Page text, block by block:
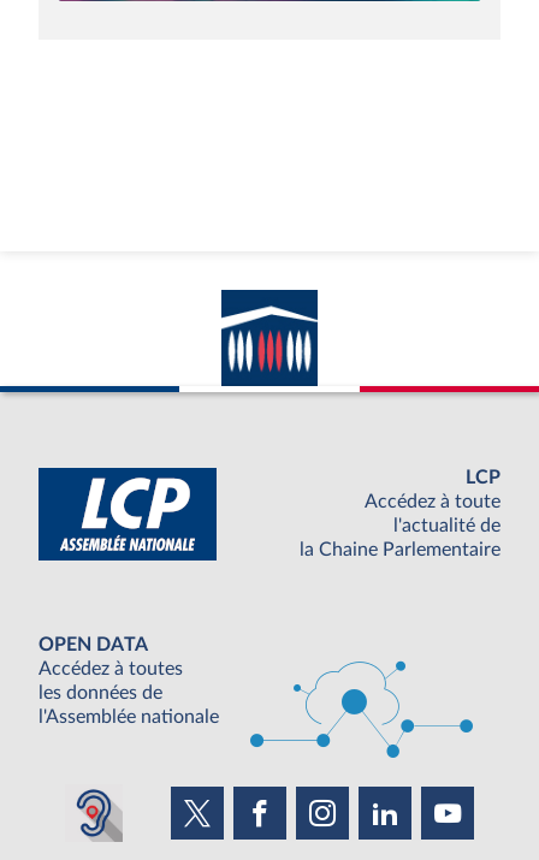
LCP
Accédez à toute
l'actualité de
la Chaine Parlementaire
OPEN DATA
Accédez à toutes
les données de
l'Assemblée nationale